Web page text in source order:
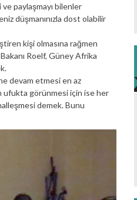
paylaşmayı bilenler
düşmanınızla dost olabilir
kişi olmasına rağmen
Roelf, Güney Afrika
devam etmesi en az
ufukta görünmesi için ise her
demek. Bunu